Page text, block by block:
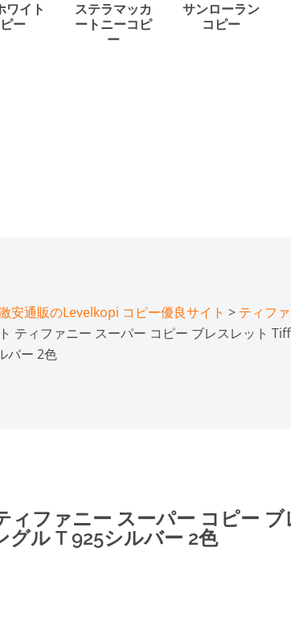
ワイト
ー
ステラマッカ
ートニーコピ
ー
サンローラン
コピー
安通販のLevelkopi コピー優良サイト > ティフ
ティファニー スーパー コピー ブレスレット
バー 2色
ィファニー スーパー コピー ブ
グル T 925シルバー 2色